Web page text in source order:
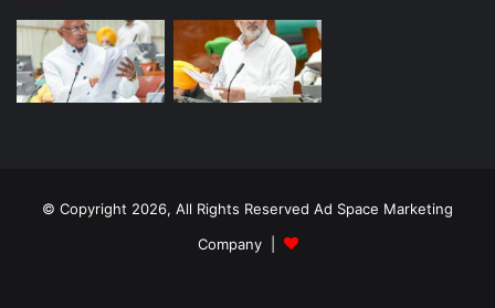
© Copyright 2026, All Rights Reserved Ad Space Marketing
Company |